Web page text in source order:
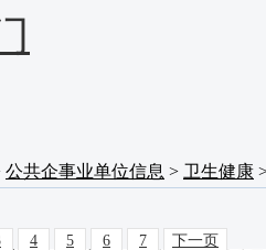
公共企事业单位信息 > 卫生健康
4 5 6 7 下一页